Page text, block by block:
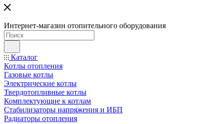
Интернет-магазин отопительного оборудования
Каталог
Котлы отопления
Газовые котлы
Электрические котлы
Твердотопливные котлы
Комплектующие к котлам
Стабилизаторы напряжения и ИБП
Радиаторы отопления